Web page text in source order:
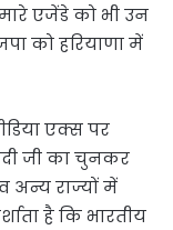
एजेंडे को भी उन
को हरियाणा में
एक्स पर
जी का चुनकर
अन्य राज्यों में
है कि भारतीय